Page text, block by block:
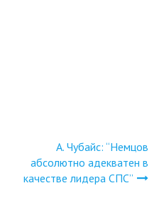
А. Чубайс: “Немцов
абсолютно адекватен в
качестве лидера СПС”